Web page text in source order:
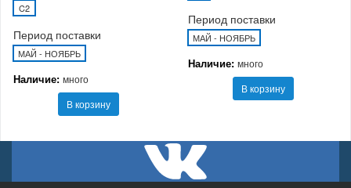
C2
Период поставки
МАЙ - НОЯБРЬ
Наличие: много
В корзину
Период поставки
МАЙ - НОЯБРЬ
Наличие: много
В корзину